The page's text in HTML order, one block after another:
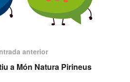
anterior
a Món Natura Pirineus